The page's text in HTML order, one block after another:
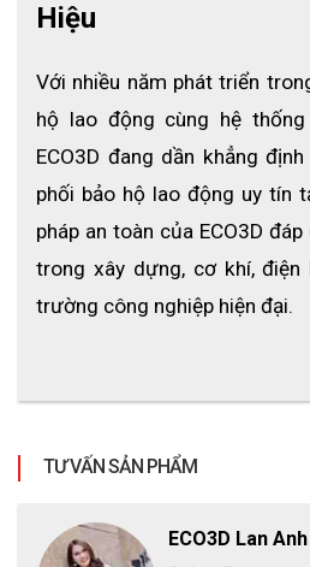
Hiệu
Với nhiều năm phát triển
hộ lao động cùng hệ
ECO3D đang dần khẳng
phối bảo hộ lao động uy tín
pháp an toàn của ECO3D
trong xây dựng, cơ khí,
trường công nghiệp hiện đại.
TƯ VẤN SẢN PHẨM
ECO3D Lan Anh